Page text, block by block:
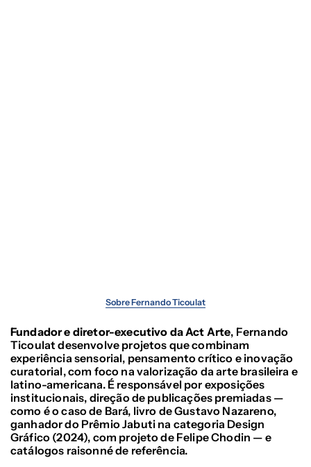
Sobre Fernando Ticoulat
Fundador e diretor-executivo da Act Arte, Fernando
Ticoulat desenvolve projetos que combinam
experiência sensorial, pensamento crítico e inovação
curatorial, com foco na valorização da arte brasileira e
latino-americana. É responsável por exposições
institucionais, direção de publicações premiadas —
como é o caso de Bará, livro de Gustavo Nazareno,
ganhador do Prêmio Jabuti na categoria Design
Gráfico (2024), com projeto de Felipe Chodin — e
catálogos raisonné de referência.